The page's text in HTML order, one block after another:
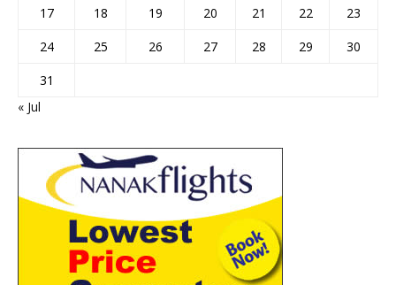
17
18 19 20 21 22
23
24
25 26 27 28 29
30
31
« Jul